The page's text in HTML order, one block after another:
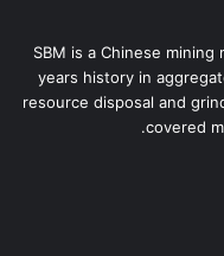
SBM is a Chinese
years history in
resource disposal and
covered